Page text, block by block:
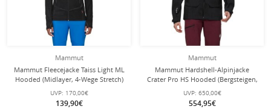
Mammut
Mammut Fleecejacke Taiss Light ML
Hooded (Midlayer, 4-Wege Stretch)
schwarz Herren
UVP: 170,00€
139,90€
Mammut
Mammut Hardshell-Alpinjacke
Crater Pro HS Hooded (Bergsteigen,
wasserdicht, winddicht) schwarz
Herren
UVP: 650,00€
554,95€